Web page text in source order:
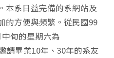
本系日益完備的系網站及
的方便與頻繁。從民國99
旬的星期六為
請畢業10年、30年的系友